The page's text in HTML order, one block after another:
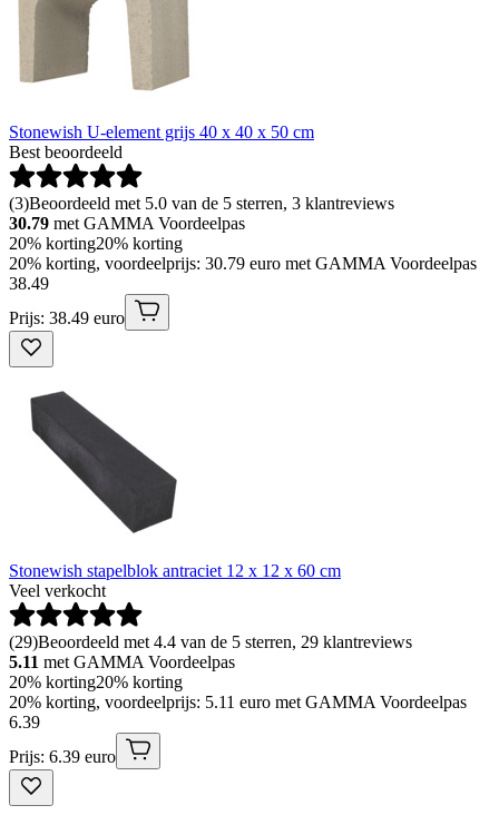
Stonewish U-element grijs 40 x 40 x 50 cm
Best beoordeeld
(3)Beoordeeld met 5.0 van de 5 sterren, 3 klantreviews
30.79 met GAMMA Voordeelpas
20% korting20% korting
20% korting, voordeelprijs: 30.79 euro met GAMMA Voordeelpas
38.49
Prijs: 38.49 euro
Stonewish stapelblok antraciet 12 x 12 x 60 cm
Veel verkocht
(29)Beoordeeld met 4.4 van de 5 sterren, 29 klantreviews
5.11 met GAMMA Voordeelpas
20% korting20% korting
20% korting, voordeelprijs: 5.11 euro met GAMMA Voordeelpas
6.39
Prijs: 6.39 euro